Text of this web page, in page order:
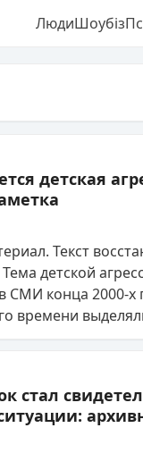
ЛюдиШоубіз
детская
Текст
детской
СМИ конца 2000-х
времени
стал